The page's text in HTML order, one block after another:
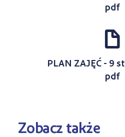
pdf
d
PLAN ZAJĘĆ - 9
pdf
Zobacz także